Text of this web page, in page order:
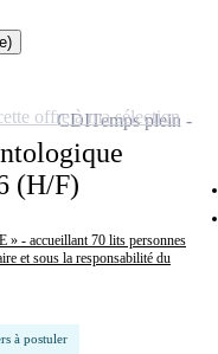
(H/F)
» - accueillant 70 lits personnes
et sous la responsabilité du
à postuler
CDITemps plein
offre à ma sélection